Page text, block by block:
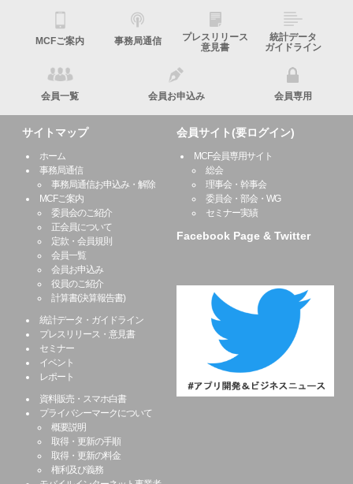
MCFご案内 事務局通信
プレスリリース
意見書
統計データ
ガイドライン
会員一覧 会員お申込み 会員専用
サイトマップ
ホーム
事務局通信
事務局通信お申込み・解除
MCFご案内
委員会のご紹介
正会員について
定款・会員規則
会員一覧
会員お申込み
役員のご紹介
計算書(決算報告書)
統計データ・ガイドライン
プレスリリース・意見書
セミナー
イベント
レポート
資料販売・スマホ白書
プライバシーマークについて
概要説明
取得・更新の手順
取得・更新の料金
権利及び義務
会員サイト(要ログイン)
MCF会員専用サイト
総会
理事会・幹事会
委員会・部会・WG
セミナー実績
Facebook Page & Twitter